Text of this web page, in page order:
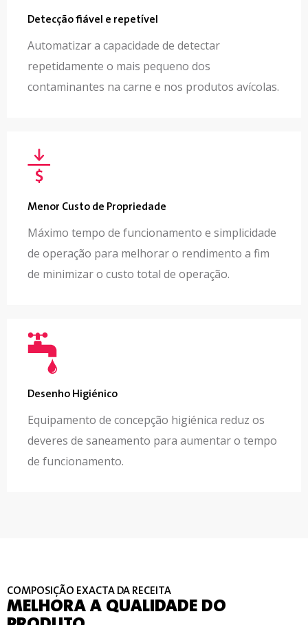
Detecção fiável e repetível
Automatizar a capacidade de detectar
repetidamente o mais pequeno dos
contaminantes na carne e nos produtos avícolas.
Menor Custo de Propriedade
Máximo tempo de funcionamento e simplicidade
de operação para melhorar o rendimento a fim
de minimizar o custo total de operação.
Desenho Higiénico
Equipamento de concepção higiénica reduz os
deveres de saneamento para aumentar o tempo
de funcionamento.
COMPOSIÇÃO EXACTA DA RECEITA
MELHORA A QUALIDADE DO